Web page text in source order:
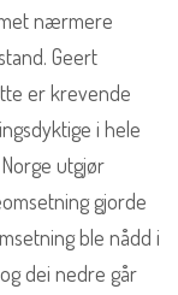
nærmere
Geert
er krevende
i hele
utgjør
gjorde
ble nådd i
dei nedre går